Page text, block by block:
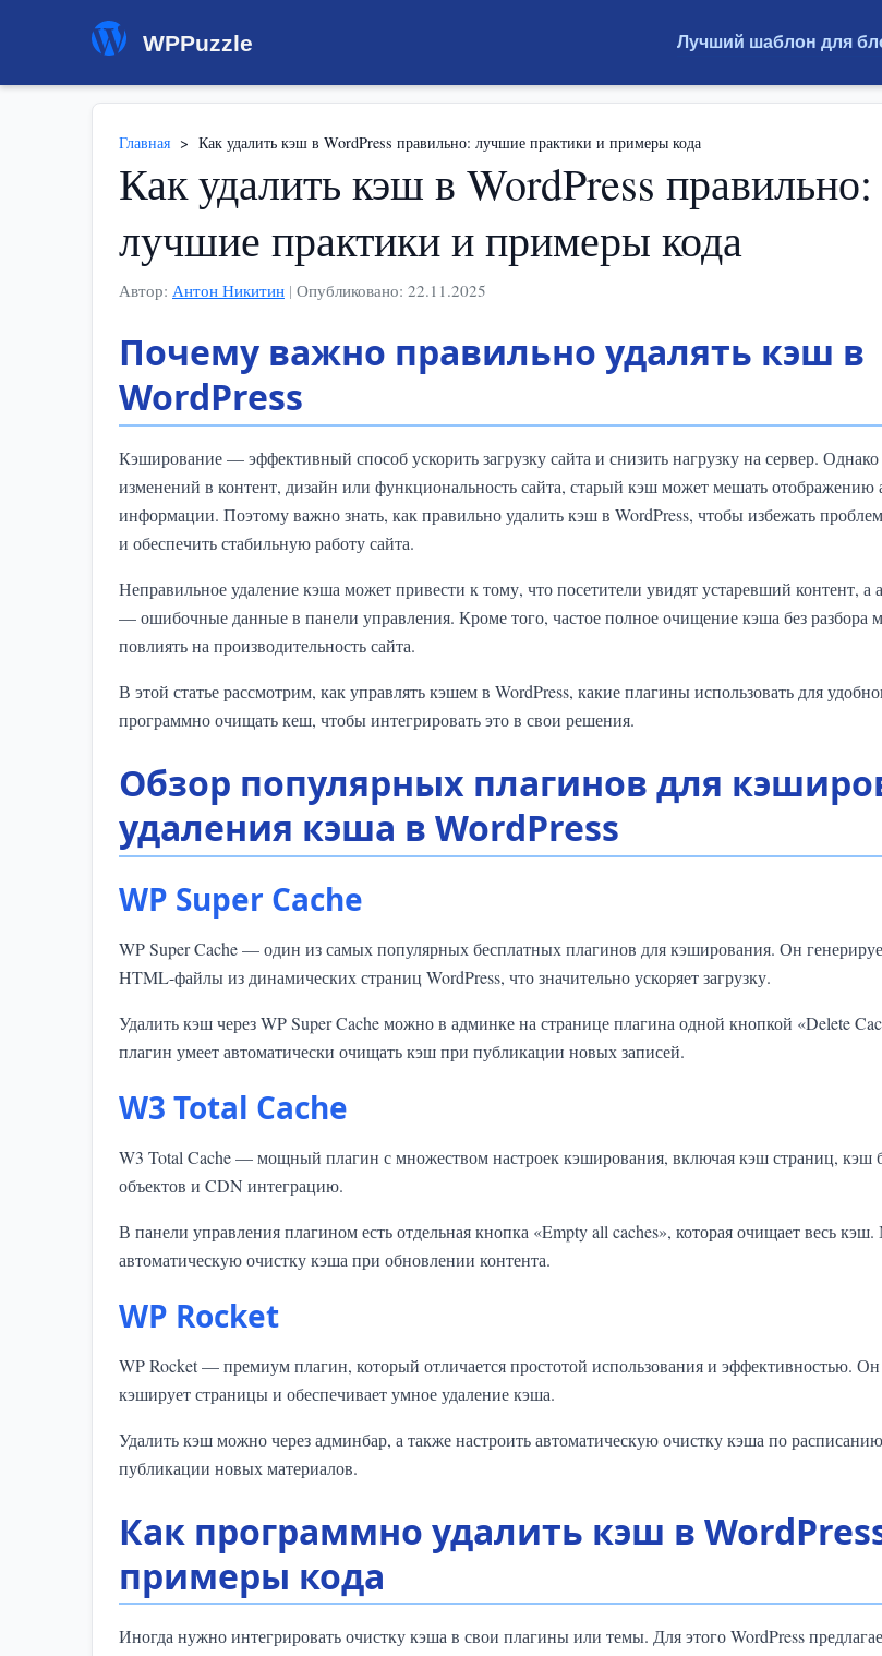
WPPuzzle Лучший шаблон для
Главная > Как удалить кэш в WordPress правильно: лучшие практики и примеры кода
Как удалить кэш в WordPress правильно:
лучшие практики и примеры кода
Автор: Антон Никитин | Опубликовано: 22.11.2025
Почему важно правильно удалять кэш в
WordPress
Кэширование — эффективный способ ускорить загрузку сайта и снизить нагрузку на сервер.
изменений в контент, дизайн или функциональность сайта, старый кэш может мешать отображению
информации. Поэтому важно знать, как правильно удалить кэш в WordPress, чтобы избежать
и обеспечить стабильную работу сайта.
Неправильное удаление кэша может привести к тому, что посетители увидят устаревший контент, а
— ошибочные данные в панели управления. Кроме того, частое полное очищение кэша без разбора
повлиять на производительность сайта.
В этой статье рассмотрим, как управлять кэшем в WordPress, какие плагины использовать для
программно очищать кеш, чтобы интегрировать это в свои решения.
Обзор популярных плагинов для
удаления кэша в WordPress
WP Super Cache
WP Super Cache — один из самых популярных бесплатных плагинов для кэширования. Он
HTML-файлы из динамических страниц WordPress, что значительно ускоряет загрузку.
Удалить кэш через WP Super Cache можно в админке на странице плагина одной кнопкой «Delete
плагин умеет автоматически очищать кэш при публикации новых записей.
W3 Total Cache
W3 Total Cache — мощный плагин с множеством настроек кэширования, включая кэш страниц, кэш
объектов и CDN интеграцию.
В панели управления плагином есть отдельная кнопка «Empty all caches», которая очищает весь
автоматическую очистку кэша при обновлении контента.
WP Rocket
WP Rocket — премиум плагин, который отличается простотой использования и эффективностью. Он
кэширует страницы и обеспечивает умное удаление кэша.
Удалить кэш можно через админбар, а также настроить автоматическую очистку кэша по
публикации новых материалов.
Как программно удалить кэш в
примеры кода
Иногда нужно интегрировать очистку кэша в свои плагины или темы. Для этого WordPress